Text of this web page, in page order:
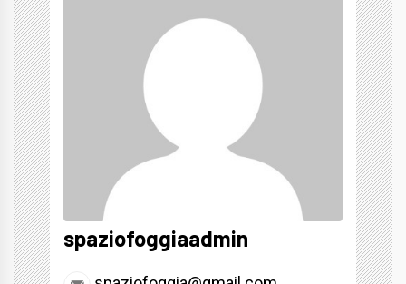
spaziofoggiaadmin